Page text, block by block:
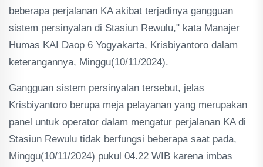
beberapa perjalanan KA akibat terjadinya gangguan
sistem persinyalan di Stasiun Rewulu," kata Manajer
Humas KAI Daop 6 Yogyakarta, Krisbiyantoro dalam
keterangannya, Minggu(10/11/2024).
Gangguan sistem persinyalan tersebut, jelas
Krisbiyantoro berupa meja pelayanan yang merupakan
panel untuk operator dalam mengatur perjalanan KA di
Stasiun Rewulu tidak berfungsi beberapa saat pada,
Minggu(10/11/2024) pukul 04.22 WIB karena imbas